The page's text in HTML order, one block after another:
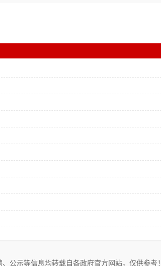
公示等信息均转载自各政府官方网站，仅供参